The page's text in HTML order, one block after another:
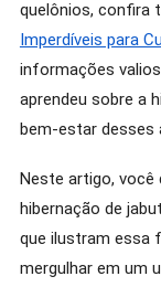
quelônios, confira
Imperdíveis para
informações
aprendeu sobre a
bem-estar desses
Neste artigo, você
hibernação de
que ilustram essa
mergulhar em um